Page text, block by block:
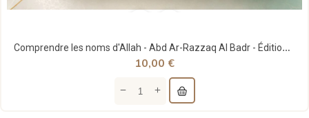
Comprendre les noms d'Allah - Abd Ar-Razzaq Al Badr - Édition le droit chemin
10,00 €